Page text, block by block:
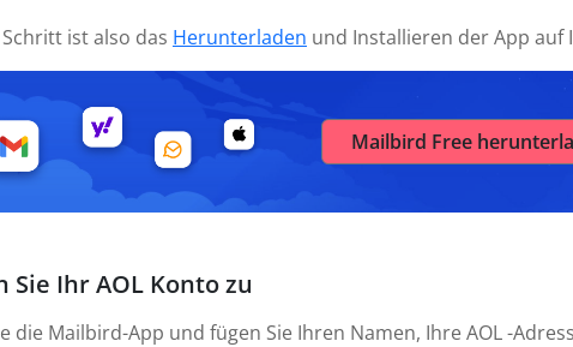
ist also das Herunterladen und Installieren der App auf
Mailbird Free
Sie Ihr AOL Konto zu
die Mailbird-App und fügen Sie Ihren Namen, Ihre AOL -